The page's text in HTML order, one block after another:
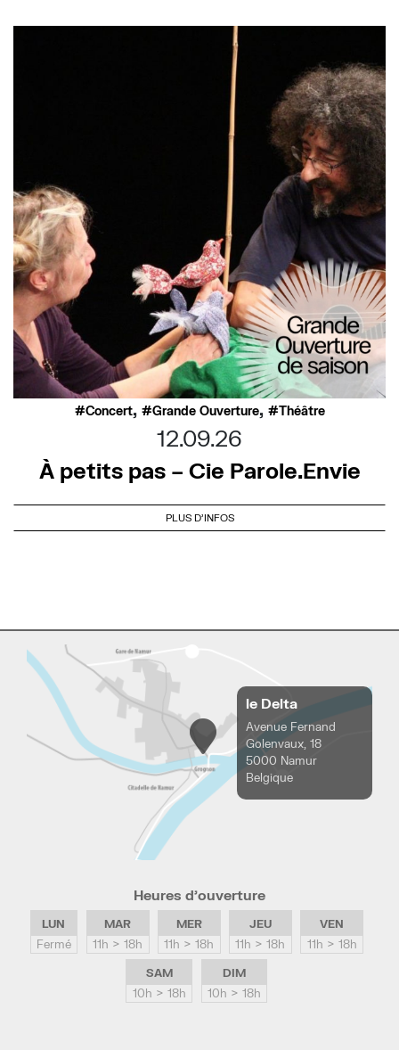
Concert, Grande Ouverture, Théâtre
12.09.26
À petits pas – Cie Parole.Envie
PLUS D'INFOS
le Delta
Avenue Fernand
Golenvaux, 18
5000 Namur
Belgique
Heures d’ouverture
LUN
Fermé
MAR
11h > 18h
MER
11h > 18h
JEU
11h > 18h
VEN
11h > 18h
SAM
10h > 18h
DIM
10h > 18h